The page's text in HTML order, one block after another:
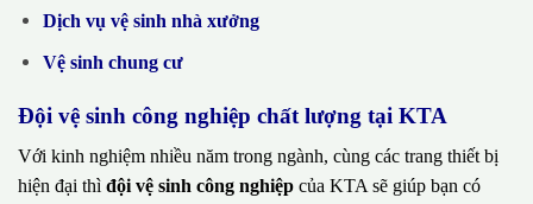
Dịch vụ vệ sinh nhà xưởng
Vệ sinh chung cư
Đội vệ sinh công nghiệp chất lượng tại KTA
Với kinh nghiệm nhiều năm trong ngành, cùng các trang thiết bị
hiện đại thì đội vệ sinh công nghiệp của KTA sẽ giúp bạn có